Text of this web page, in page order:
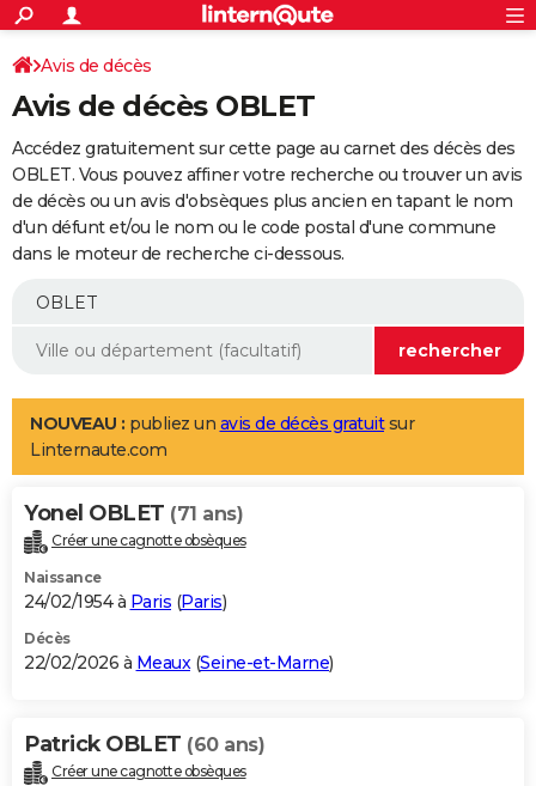
ACTUALITÉS
Politique
Société
Faits Divers
Education
Monde
Villes
+
SPORT
Coupe du monde 2026
Football
Tennis
Cyclisme
Rugby
Forum
Programme TV
TNT
Streaming
Cinéma
Sorties cinéma
Musique
+
FINANCE
Retraite
Impôts
Epargne
Immobilier
Risques naturels par ville
Banque
Assurance
Crédit
AUTO
Essais
Réserver un essai
Citadines
Berlines
SUV
Forum auto
+
Mobiles
Meilleur smartphone
Internet
Ordinateurs
Jeux vidéo
Guide high-tech
Aménagement intérieur
LIFESTYLE
Art de vivre
Bien-être
Loisirs
Mode
Modes de vie
Alimentation
Guide de la santé
Maladies
Médicaments
Sommeil
VOYAGE
Destinations
City break
Voyage nature
Voyage de noces
Forum
Climat
+PHOTO
GUIDES D'ACHAT
BONS PLANS
Carte de Noël
Carte Bonne année
Carte Saint-Valentin
Carte Pâques
Carte d'anniversaire
DICTIONNAIRE
Avis de décès
Avis de décès OBLET
Accédez gratuitement sur cette page au carnet des décès des
OBLET. Vous pouvez affiner votre recherche ou trouver un avis
de décès ou un avis d'obsèques plus ancien en tapant le nom
d'un défunt et/ou le nom ou le code postal d'une commune
dans le moteur de recherche ci-dessous.
NOUVEAU : publiez un avis de décès gratuitsur
Linternaute.com
Yonel OBLET (71 ans)
Créer une cagnotte obsèques
Naissance
24/02/1954 à Paris (Paris)
Décès
22/02/2026 à Meaux(Seine-et-Marne)
Patrick OBLET (60 ans)
Créer une cagnotte obsèques